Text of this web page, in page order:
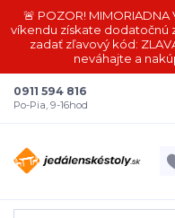
🚨 POZOR!
víkendu získate dodatočnú
zadať zľavový kód:
neváhajte a
0911 594 816
Po-Pia, 9-16hod